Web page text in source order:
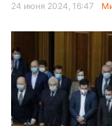
24 июня 2024, 16:47